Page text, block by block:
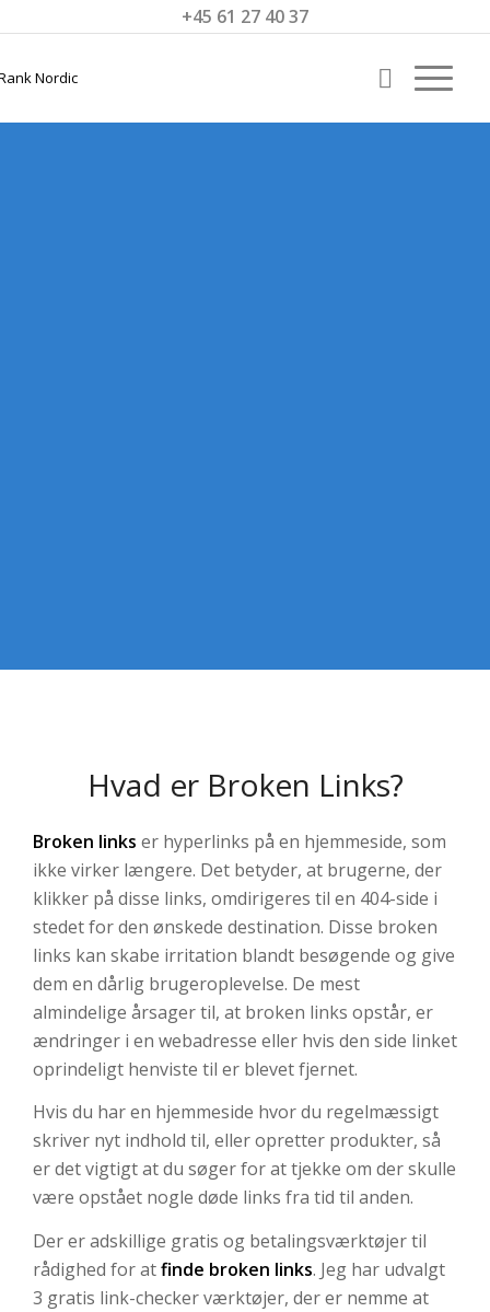
+45 61 27 40 37
Hvad er Broken Links?
Broken links er hyperlinks på en hjemmeside, som
ikke virker længere. Det betyder, at brugerne, der
klikker på disse links, omdirigeres til en 404-side i
stedet for den ønskede destination. Disse broken
links kan skabe irritation blandt besøgende og give
dem en dårlig brugeroplevelse. De mest
almindelige årsager til, at broken links opstår, er
ændringer i en webadresse eller hvis den side linket
oprindeligt henviste til er blevet fjernet.
Hvis du har en hjemmeside hvor du regelmæssigt
skriver nyt indhold til, eller opretter produkter, så
er det vigtigt at du søger for at tjekke om der skulle
være opstået nogle døde links fra tid til anden.
Der er adskillige gratis og betalingsværktøjer til
rådighed for atfinde broken links. Jeg har udvalgt
3 gratis link-checker værktøjer, der er nemme at